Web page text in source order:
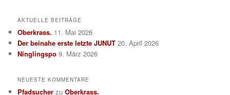
AKTUELLE BEITRÄGE
Oberkrass. 11. Mai 2026
Der beinahe erste letzte JUNUT 20. April 2026
Ninglingspo 9. März 2026
NEUESTE KOMMENTARE
Pfadsucher zuOberkrass.